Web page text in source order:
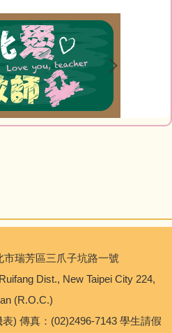
市瑞芳區三爪子坑路一號
Dist., New Taipei City 224,
(R.O.C.)
) 傳真：(02)2496-7143 學生請假